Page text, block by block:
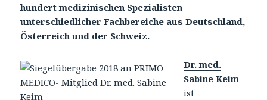
hundert medizinischen Spezialisten
unterschiedlicher Fachbereiche aus Deutschland,
Österreich und der Schweiz.
Dr. med.
Sabine Keim
ist